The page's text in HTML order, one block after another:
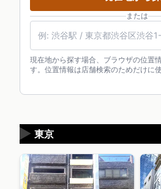
または
現在地から探す場合、ブラウザの位置
す。位置情報は店舗検索のためだけに
東京
▶